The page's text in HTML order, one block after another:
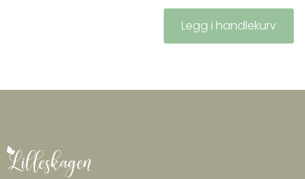
Legg i handlekurv